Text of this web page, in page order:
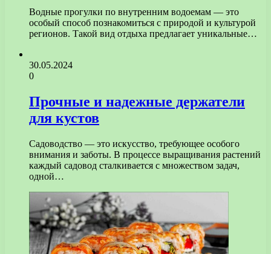
Водные прогулки по внутренним водоемам — это
особый способ познакомиться с природой и культурой
регионов. Такой вид отдыха предлагает уникальные…
30.05.2024
0
Прочные и надежные держатели
для кустов
Садоводство — это искусство, требующее особого
внимания и заботы. В процессе выращивания растений
каждый садовод сталкивается с множеством задач,
одной…